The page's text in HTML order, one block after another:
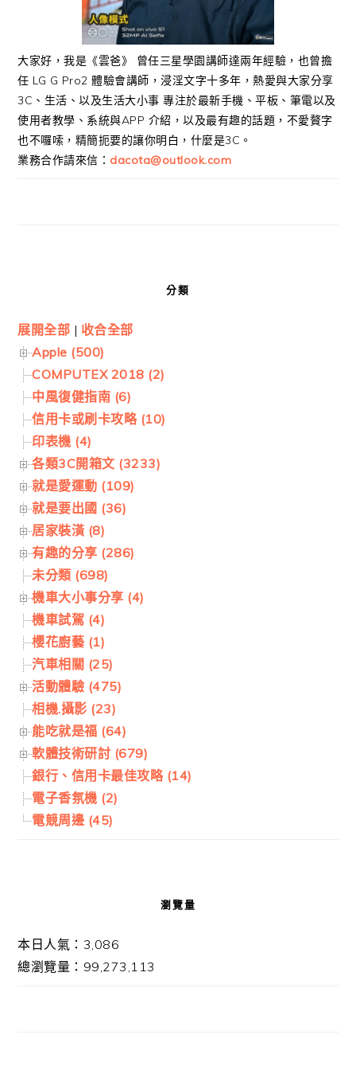
大家好，我是《雲爸》 曾任三星學園講師達兩年經驗，也曾擔
任 LG G Pro2 體驗會講師，浸淫文字十多年，熱愛與大家分享
3C、生活、以及生活大小事 專注於最新手機、平板、筆電以及
使用者教學、系統與APP 介紹，以及最有趣的話題，不愛贅字
也不囉嗦，精簡扼要的讓你明白，什麼是3C。
業務合作請來信： dacota@outlook.com
分類
展開全部 | 收合全部
Apple (500)
COMPUTEX 2018 (2)
中風復健指南 (6)
信用卡或刷卡攻略 (10)
印表機 (4)
各類3C開箱文 (3233)
就是愛運動 (109)
就是要出國 (36)
居家裝潢 (8)
有趣的分享 (286)
未分類 (698)
機車大小事分享 (4)
機車試駕 (4)
櫻花廚藝 (1)
汽車相關 (25)
活動體驗 (475)
相機.攝影 (23)
能吃就是福 (64)
軟體技術研討 (679)
銀行、信用卡最佳攻略 (14)
電子香氛機 (2)
電競周邊 (45)
瀏覽量
本日人氣：3,086
總瀏覽量：99,273,113